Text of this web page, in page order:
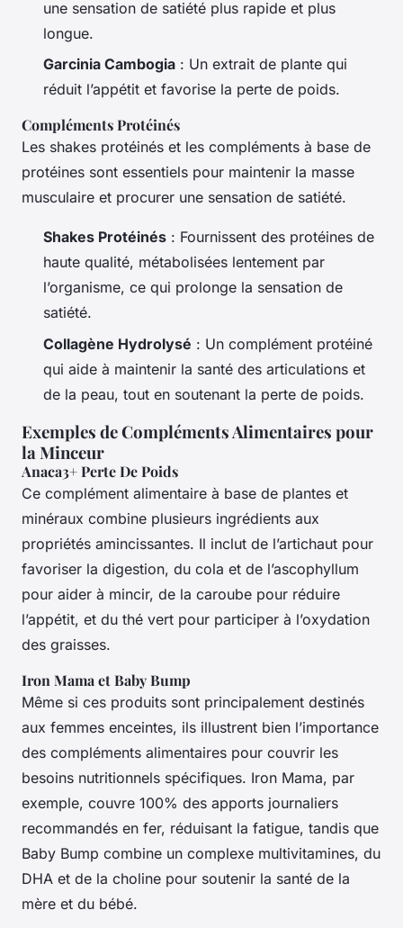
une sensation de satiété plus rapide et plus
longue.
Garcinia Cambogia : Un extrait de plante qui
réduit l’appétit et favorise la perte de poids.
Compléments Protéinés
Les shakes protéinés et les compléments à base de
protéines sont essentiels pour maintenir la masse
musculaire et procurer une sensation de satiété.
Shakes Protéinés : Fournissent des protéines de
haute qualité, métabolisées lentement par
l’organisme, ce qui prolonge la sensation de
satiété.
Collagène Hydrolysé : Un complément protéiné
qui aide à maintenir la santé des articulations et
de la peau, tout en soutenant la perte de poids.
Exemples de Compléments Alimentaires pour
la Minceur
Anaca3+ Perte De Poids
Ce complément alimentaire à base de plantes et
minéraux combine plusieurs ingrédients aux
propriétés amincissantes. Il inclut de l’artichaut pour
favoriser la digestion, du cola et de l’ascophyllum
pour aider à mincir, de la caroube pour réduire
l’appétit, et du thé vert pour participer à l’oxydation
des graisses.
Iron Mama et Baby Bump
Même si ces produits sont principalement destinés
aux femmes enceintes, ils illustrent bien l’importance
des compléments alimentaires pour couvrir les
besoins nutritionnels spécifiques. Iron Mama, par
exemple, couvre 100% des apports journaliers
recommandés en fer, réduisant la fatigue, tandis que
Baby Bump combine un complexe multivitamines, du
DHA et de la choline pour soutenir la santé de la
mère et du bébé.